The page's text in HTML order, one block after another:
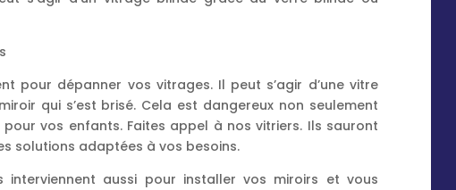
pour dépanner vos vitrages. Il peut s’agir d’une vitre
qui s’est brisé. Cela est dangereux non seulement
vos enfants. Faites appel à nos vitriers. Ils sauront
solutions adaptées à vos besoins.
interviennent aussi pour installer vos miroirs et vous